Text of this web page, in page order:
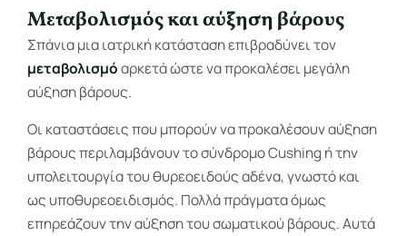
Μεταβολισμός και αύξηση βάρους
Σπάνια μια ιατρική κατάσταση επιβραδύνει τον
μεταβολισμόαρκετά ώστε να προκαλέσει μεγάλη
αύξηση βάρους.
Οι καταστάσεις που μπορούν να προκαλέσουν αύξηση
βάρους περιλαμβάνουν το σύνδρομο Cushing ή την
υπολειτουργία του θυρεοειδούς αδένα, γνωστό και
ως υποθυρεοειδισμός. Πολλά πράγματα όμως
επηρεάζουν την αύξηση του σωματικού βάρους. Αυτά